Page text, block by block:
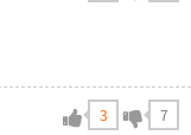
3 7